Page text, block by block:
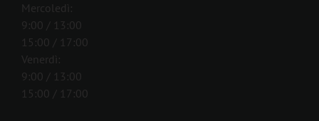
Mercoledì:
9:00 / 13:00
15:00 / 17:00
Venerdì:
9:00 / 13:00
15:00 / 17:00